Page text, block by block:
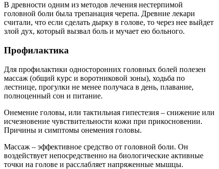
В древности одним из методов лечения нестерпимой
головной боли была трепанация черепа. Древние лекари
считали, что если сделать дырку в голове, то через нее выйдет
злой дух, который вызвал боль и мучает ею больного.
Профилактика
Для профилактики односторонних головных болей полезен
массаж (общий курс и воротниковой зоны), ходьба по
лестнице, прогулки не менее получаса в день, плавание,
полноценный сон и питание.
Онемение головы, или тактильная гипестезия – снижение или
исчезновение чувствительности кожи при прикосновении.
Причины и симптомы онемения головы.
Массаж – эффективное средство от головной боли. Он
воздействует непосредственно на биологические активные
точки на голове и расслабляет напряженные мышцы.